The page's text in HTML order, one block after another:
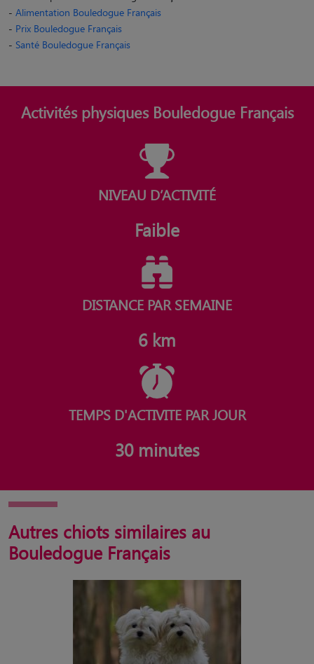
- Alimentation Bouledogue Français
- Prix Bouledogue Français
- Santé Bouledogue Français
Activités physiques Bouledogue Français
NIVEAU D’ACTIVITÉ
Faible
DISTANCE PAR SEMAINE
6 km
TEMPS D'ACTIVITE PAR JOUR
30 minutes
Autres chiots similaires au
Bouledogue Français